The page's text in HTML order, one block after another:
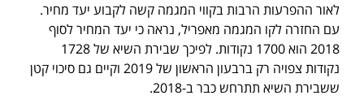
לאור ההפרעות הרבות בקווי המגמה קשה לקבוע יעד מחיר.
עם החזרה לקו המגמה מאפריל, נראה כי יעד המחיר לסוף
2018 הוא 1700 נקודות. לפיכך שבירת השיא של 1728
נקודות צפויה רק ברבעון הראשון של 2019 וקיים גם סיכוי קטן
ששבירת השיא תתרחש כבר ב-2018.